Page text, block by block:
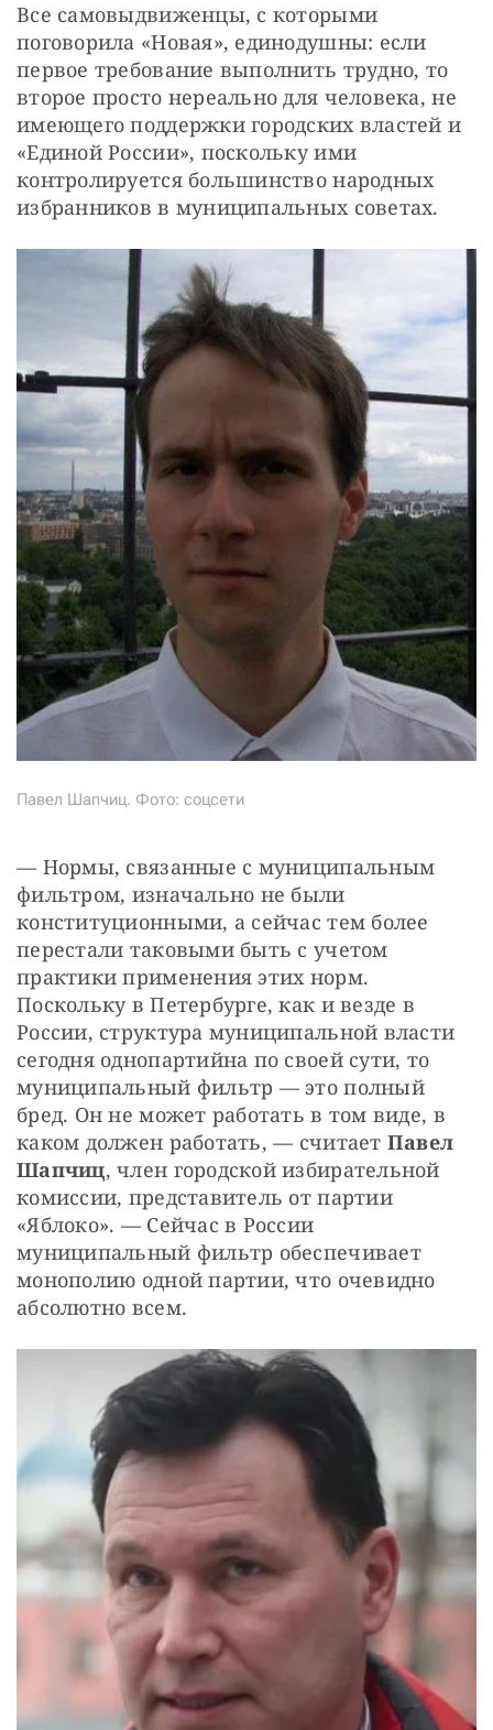
Все самовыдвиженцы, с которыми
поговорила «Новая», единодушны: если
первое требование выполнить трудно, то
второе просто нереально для человека, не
имеющего поддержки городских властей и
«Единой России», поскольку ими
контролируется большинство народных
избранников в муниципальных советах.
Павел Шапчиц. Фото: соцсети
— Нормы, связанные с муниципальным
фильтром, изначально не были
конституционными, а сейчас тем более
перестали таковыми быть с учетом
практики применения этих норм.
Поскольку в Петербурге, как и везде в
России, структура муниципальной власти
сегодня однопартийна по своей сути, то
муниципальный фильтр — это полный
бред. Он не может работать в том виде, в
каком должен работать, — считает Павел
Шапчиц, член городской избирательной
комиссии, представитель от партии
«Яблоко». — Сейчас в России
муниципальный фильтр обеспечивает
монополию одной партии, что очевидно
абсолютно всем.